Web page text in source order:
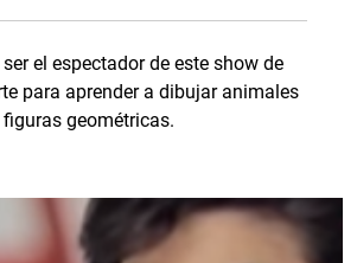
el espectador de este show de
para aprender a dibujar animales
geométricas.